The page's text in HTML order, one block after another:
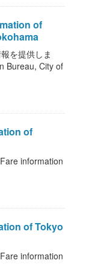
of
を提供しま
Bureau, City of
of
information
of Tokyo
information